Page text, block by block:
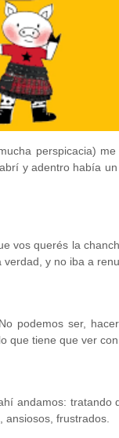
perspicacia)
y adentro había
vos querés la
y no iba a
podemos ser,
que tiene que ver
andamos: tratando
frustrados.